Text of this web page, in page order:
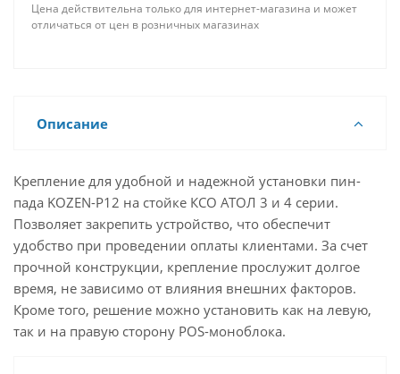
Цена действительна только для интернет-магазина и может
отличаться от цен в розничных магазинах
Описание
Крепление для удобной и надежной установки пин-
пада KOZEN-P12 на стойке КСО АТОЛ 3 и 4 серии.
Позволяет закрепить устройство, что обеспечит
удобство при проведении оплаты клиентами. За счет
прочной конструкции, крепление прослужит долгое
время, не зависимо от влияния внешних факторов.
Кроме того, решение можно установить как на левую,
так и на правую сторону POS-моноблока.